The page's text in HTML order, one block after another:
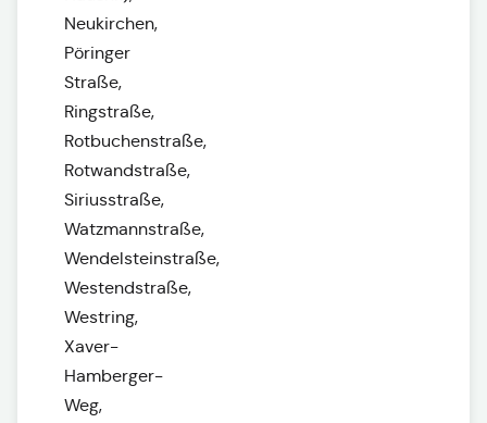
Neukirchen,
Pöringer
Straße,
Ringstraße,
Rotbuchenstraße,
Rotwandstraße,
Siriusstraße,
Watzmannstraße,
Wendelsteinstraße,
Westendstraße,
Westring,
Xaver-
Hamberger-
Weg,